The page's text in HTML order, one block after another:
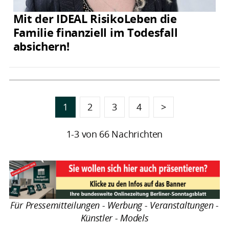
Mit der IDEAL RisikoLeben die
Familie finanziell im Todesfall
absichern!
1 2 3 4 >
1-3 von 66 Nachrichten
Für Pressemitteilungen - Werbung - Veranstaltungen -
Künstler - Models